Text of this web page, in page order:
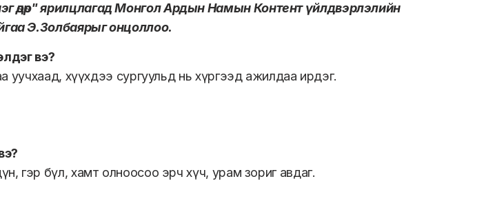
өдөр" ярилцлагад Монгол Ардын Намын Контент үйлдвэрлэлийн
Э.Золбаярыг онцоллоо.
вэ?
уучхаад, хүүхдээ сургуульд нь хүргээд ажилдаа ирдэг.
гэр бүл, хамт олноосоо эрч хүч, урам зориг авдаг.